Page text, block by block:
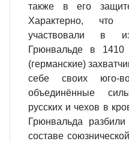
также в его
Характерно, что
участвовали в
Грюнвальде в 1410
(германские)
себе своих юго-
объединённые
русских и чехов в
Грюнвальда
составе